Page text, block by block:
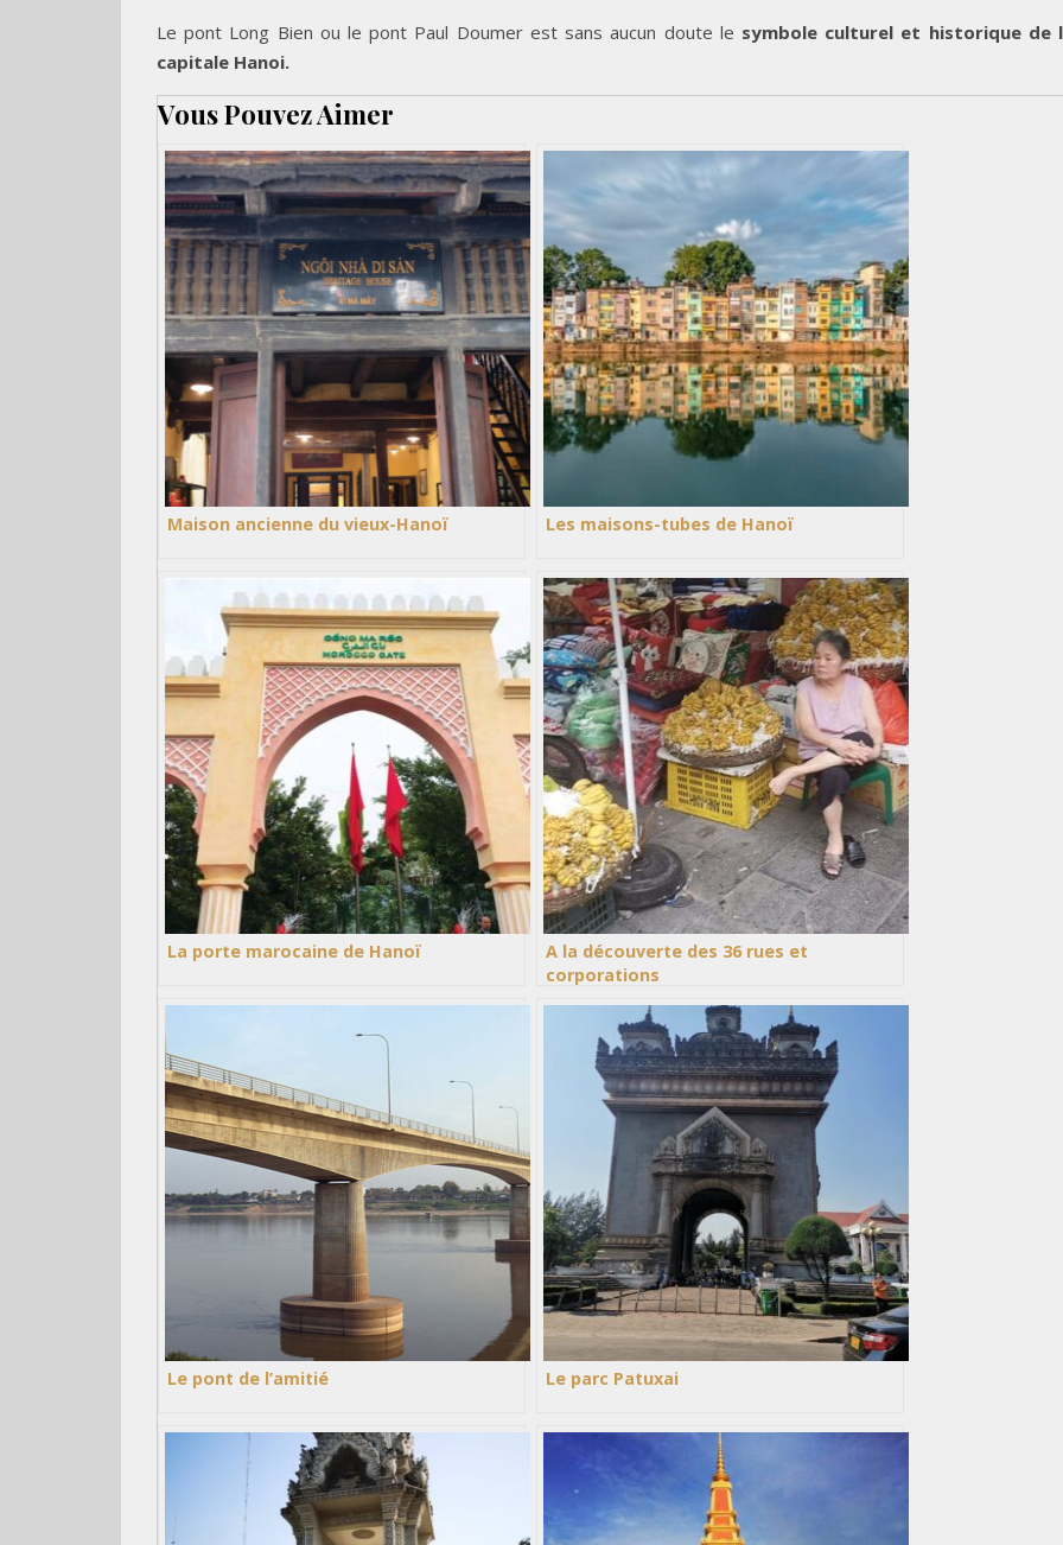
Le pont Long Bien ou le pont Paul Doumer est sans aucun doute le symbole culturel et historique de
capitale Hanoi.
Vous Pouvez Aimer
Maison ancienne du vieux-Hanoï Les maisons-tubes de Hanoï
La porte marocaine de Hanoï
A la découverte des 36 rues et
corporations
Le pont de l’amitié Le parc Patuxai